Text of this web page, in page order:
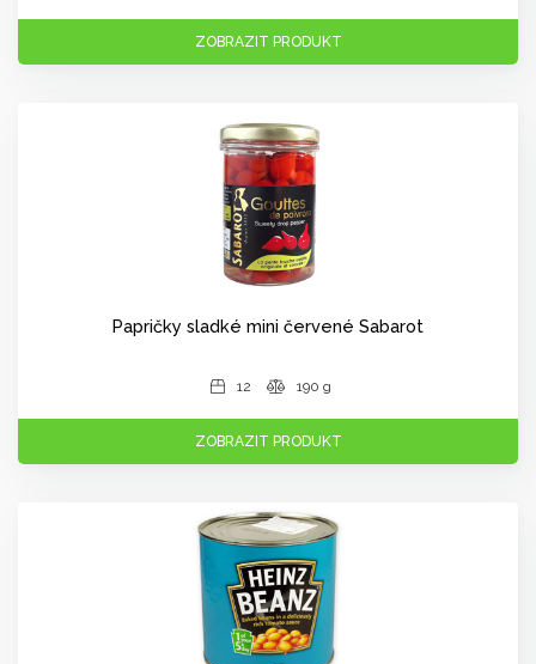
ZOBRAZIT PRODUKT
Papričky sladké mini červené Sabarot
12 190 g
ZOBRAZIT PRODUKT